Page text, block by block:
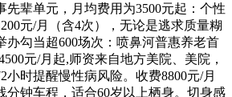
先辈单元，月均费用为3500元起：个性
元/月（含4次），无论是逃求质量糊
办勾当超600场次：喷鼻河普惠养老首
元/月起,师资来自地方美院、美院，
小时提醒慢性病风险。收费8800元/月
分钟车程，适合60岁以上栖身。切身感